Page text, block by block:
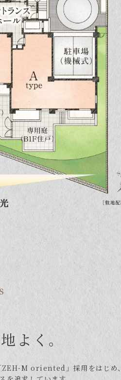
よく。
ZEH-M oriented」採用をはじめ、